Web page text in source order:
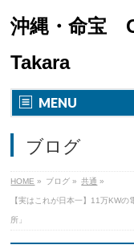
沖縄・命宝
Takara
MENU
ブログ
HOME » ブログ » 共通 »
【実はこれが日本一】11万KW
所」